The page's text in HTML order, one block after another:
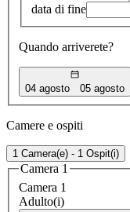
data di fine
Quando arriverete?
04 agosto 05 agosto
Camere e ospiti
1 Camera(e) - 1 Ospit(i)
Camera 1
Camera 1
Adulto(i)